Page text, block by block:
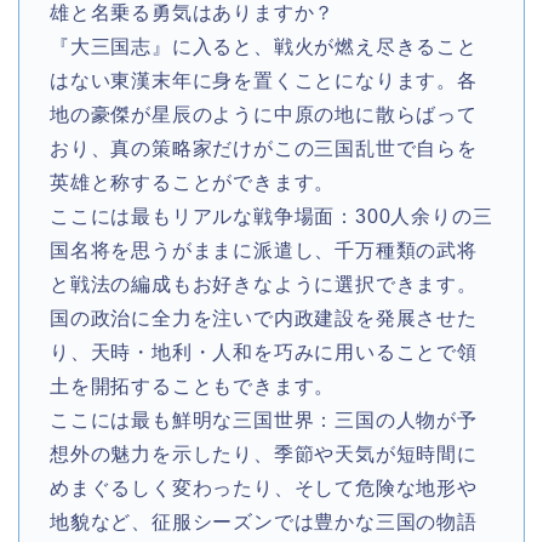
雄と名乗る勇気はありますか？
『大三国志』に入ると、戦火が燃え尽きること
はない東漢末年に身を置くことになります。各
地の豪傑が星辰のように中原の地に散らばって
おり、真の策略家だけがこの三国乱世で自らを
英雄と称することができます。
ここには最もリアルな戦争場面：300人余りの三
国名将を思うがままに派遣し、千万種類の武将
と戦法の編成もお好きなように選択できます。
国の政治に全力を注いで内政建設を発展させた
り、天時・地利・人和を巧みに用いることで領
土を開拓することもできます。
ここには最も鮮明な三国世界：三国の人物が予
想外の魅力を示したり、季節や天気が短時間に
めまぐるしく変わったり、そして危険な地形や
地貌など、征服シーズンでは豊かな三国の物語